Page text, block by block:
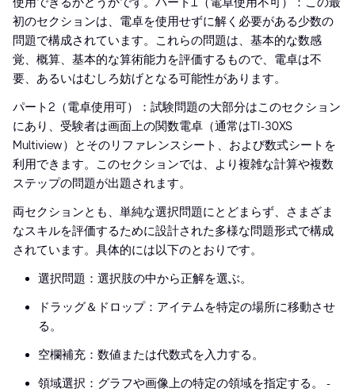
初のセクションは、電卓を使用せずに解く必要がある少数の
問題で構成されています。これらの問題は、基本的な数感
覚、概算、基本的な算術能力を評価するもので、電卓は不
要、あるいはむしろ妨げとなる可能性があります。
パート2（電卓使用可）：試験問題の大部分はこのセクション
にあり、受験者は画面上の関数電卓（通常はTI-30XS
Multiview）とそのリファレンスシート、および数式シートを
利用できます。このセクションでは、より複雑な計算や複数
ステップの問題が出題されます。
両セクションとも、単純な選択問題にとどまらず、さまざま
なスキルを評価するために設計された多様な問題形式で構成
されています。具体的には以下のとおりです。
選択問題：選択肢の中から正解を選ぶ。
ドラッグ＆ドロップ：アイテムを特定の場所に移動させ
る。
空欄補充：数値または代数式を入力する。
領域選択：グラフや画像上の特定の領域を指定する。 -